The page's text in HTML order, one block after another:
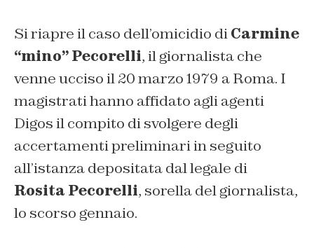
Si riapre il caso dell’omicidio diCarmine
“mino” Pecorelli, il giornalista che
venne ucciso il 20 marzo 1979 a Roma. I
magistrati hanno affidato agli agenti
Digos il compito di svolgere degli
accertamenti preliminari in seguito
all’istanza depositata dal legale di
Rosita Pecorelli, sorella del giornalista,
lo scorso gennaio.